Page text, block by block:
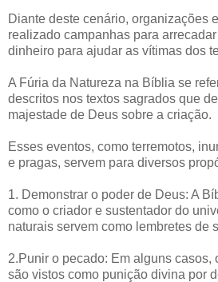
Diante deste cenário, organizações
realizado campanhas para
dinheiro para ajudar as vítimas dos
A Fúria da Natureza na Bíblia se
descritos nos textos sagrados que
majestade de Deus sobre a criação.
Esses eventos, como terremotos,
e pragas, servem para diversos
1. Demonstrar o poder de Deus: A
como o criador e sustentador do
naturais servem como lembretes de
2.Punir o pecado: Em alguns casos,
são vistos como punição divina por